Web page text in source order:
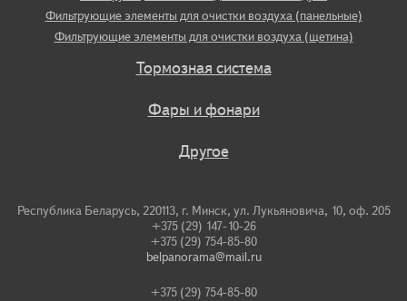
Фильтрующие элементы для очистки воздуха (панельные)
Фильтрующие элементы для очистки воздуха (щетина)
Тормозная система
Фары и фонари
Другое
Республика Беларусь, 220113, г. Минск, ул. Лукьяновича, 10, оф. 205
+375 (29) 147-10-26
+375 (29) 754-85-80
belpanorama@mail.ru
+375 (29) 754-85-80